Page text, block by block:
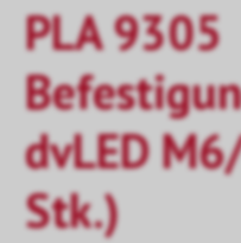
PLA 9305
dvLED
Stk.)